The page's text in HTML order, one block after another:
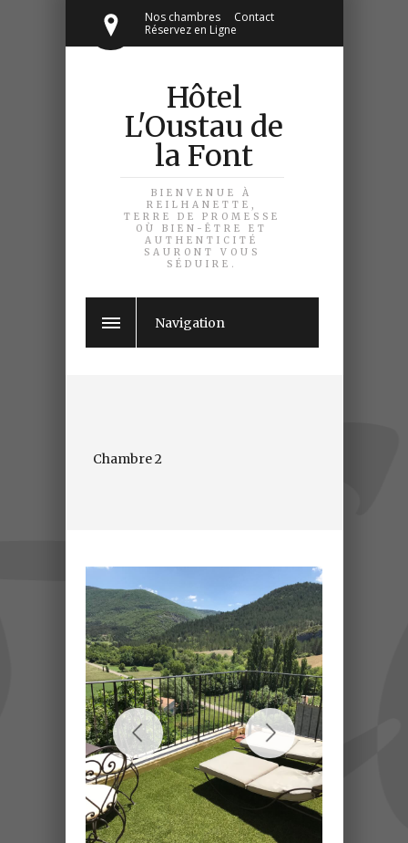
Nos chambres
Contact
Réservez en Ligne
Hôtel
L'Oustau de
la Font
BIENVENUE À
REILHANETTE,
TERRE DE PROMESSE
OÙ BIEN-ÊTRE ET
AUTHENTICITÉ
SAURONT VOUS
SÉDUIRE.
Navigation
Chambre 2